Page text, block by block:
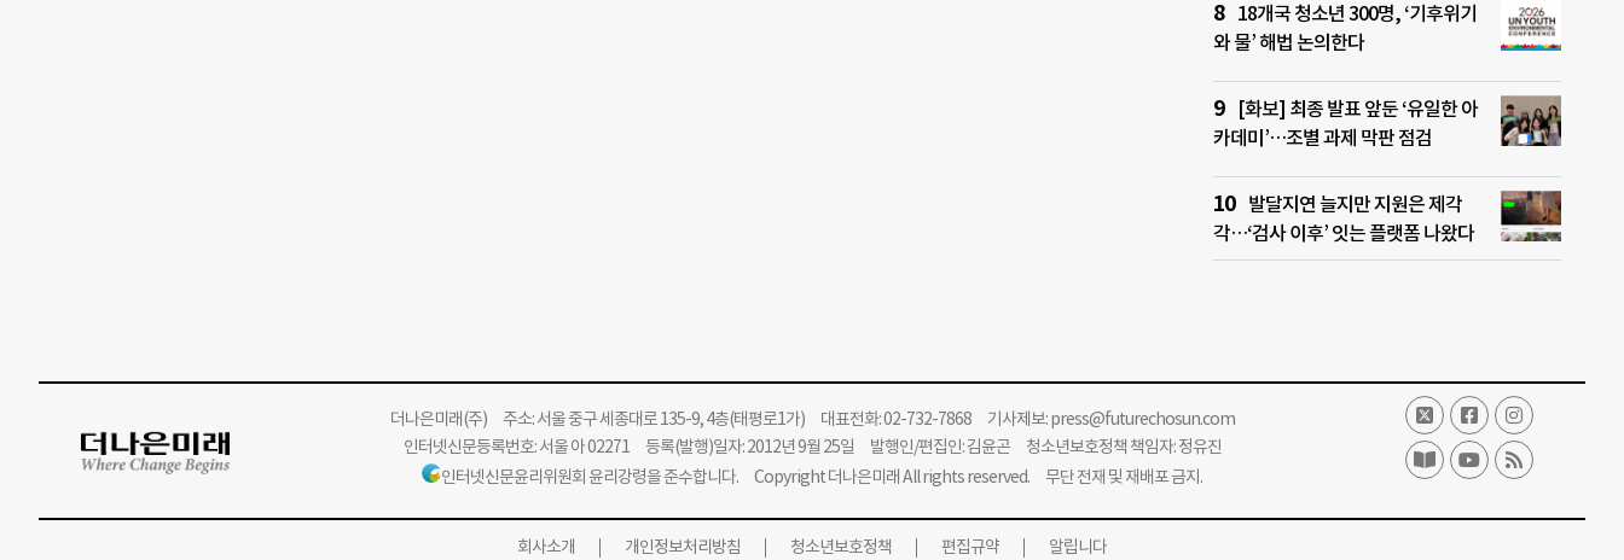
18개국 청소년 300명, ‘기후위기
와 물’ 해법 논의한다
[화보] 최종 발표 앞둔 ‘유일한 아
카데미’…조별 과제 막판 점검
발달지연 늘지만 지원은 제각
각…‘검사 이후’ 잇는 플랫폼 나왔다
더나은미래(주)주소: 서울 중구 세종대로 135-9, 4층(태평로1가) 대표전화: 02-732-7868 기사제보:press@futurechosun.com
인터넷신문등록번호: 서울 아 02271 등록(발행)일자: 2012년 9월 25일 발행인/편집인: 김윤곤 청소년보호정책 책임자: 정유진
인터넷신문윤리위원회 윤리강령을 준수합니다. Copyright 더나은미래 All rights reserved. 무단 전재 및 재배포 금지.
회사소개 개인정보처리방침 청소년보호정책 편집규약 알립니다